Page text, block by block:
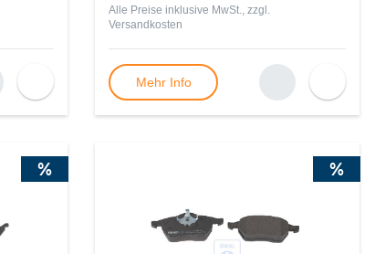
Alle Preise inklusive MwSt., zzgl.
Versandkosten
Mehr Info
% %